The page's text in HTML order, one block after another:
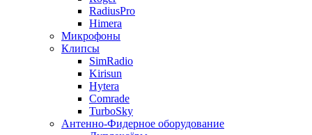
RadiusPro
Himera
Микрофоны
Клипсы
SimRadio
Kirisun
Hytera
Comrade
TurboSky
Антенно-Фидерное оборудование